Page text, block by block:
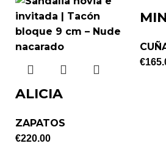
ALICIA
ZAPATOS
€220.00
€